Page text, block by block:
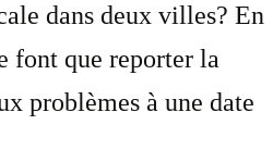
dans deux villes? En
font que reporter la
problèmes à une date